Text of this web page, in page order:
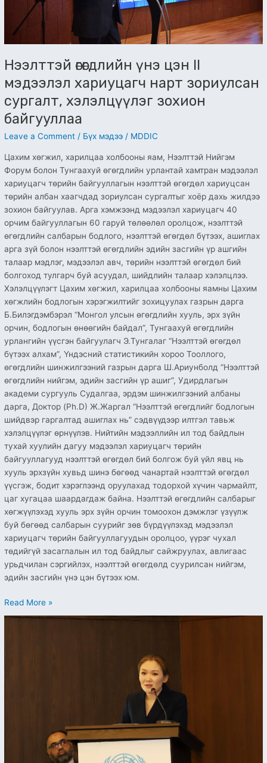
Нээлттэй өгөгдлийн үнэ цэн II
мэдээлэл хариуцагч нарт зориулсан
сургалт, хэлэлцүүлэг зохион
байгууллаа
Leave a Comment / Бүх мэдээ / MDDIC
Цахим хөгжил, харилцаа холбооны яам, Нээлттэй Нийгэм
Форум болон Тунгаахуй өгөгдлийн урлантай хамтран мэдээлэл
хариуцагч төрийн байгууллагын нээлттэй өгөгдөл хариуцсан
төрийн албан хаагчдад зориулсан сургалтыг хоёр дахь жилдээ
зохион байгуулав. Арга хэмжээнд мэдээлэл хариуцагч 40
орчим байгууллагын 60 гаруй төлөөлөл оролцож, нээлттэй
өгөгдлийн салбарын бодлого, нээлттэй өгөгдөл бүтээх, ашиглах
арга зүй болон нээлттэй өгөгдлийн эдийн засгийн үр ашгийн
талаар мэдлэг, мэдээлэл авч, төрийн нээлттэй өгөгдөл бий
болгоход тулгарч буй асуудал, шийдлийн талаар хэлэлцлээ.
Хэлэлцүүлэгт Цахим хөгжил, харилцаа холбооны яамны Цахим
хөгжлийн бодлогын хэрэгжилтийг зохицуулах газрын дарга
Б.Билэгдэмбэрэл “Монгол улсын өгөгдлийн хууль, эрх зүйн
орчин, бодлогын өнөөгийн байдал”, Тунгаахуй өгөгдлийн
урлангийн үүсгэн байгуулагч Э.Тунгалаг “Нээлттэй өгөгдөл
бүтээх алхам”, Үндэсний статистикийн хороо Тооллого,
өгөгдлийн шинжилгээний газрын дарга Ш.Ариунболд “Нээлттэй
өгөгдлийн нийгэм, эдийн засгийн үр ашиг”, Удирдлагын
академи сургууль Судалгаа, эрдэм шинжилгээний албаны
дарга, Доктор (Ph.D) Ж.Жаргал “Нээлттэй өгөгдлийг бодлогын
шийдвэр гаргалтад ашиглах нь” сэдвүүдээр илтгэл тавьж
хэлэлцүүлэг өрнүүлэв. Нийтийн мэдээллийн ил тод байдлын
тухай хуулийн дагуу мэдээлэл хариуцагч төрийн
байгууллагууд нээлттэй өгөгдөл бий болгож буй үйл явц нь
хууль эрхзүйн хувьд шинэ бөгөөд чанартай нээлттэй өгөгдөл
үүсгэж, бодит хэрэглээнд оруулахад тодорхой хүчин чармайлт,
цаг хугацаа шаардагдаж байна. Нээлттэй өгөгдлийн салбарыг
хөгжүүлэхэд хууль эрх зүйн орчин томоохон дэмжлэг үзүүлж
буй бөгөөд салбарын суурийг зөв бүрдүүлэхэд мэдээлэл
хариуцагч төрийн байгууллагуудын оролцоо, үүрэг чухал
төдийгүй засаглалын ил тод байдлыг сайжруулах, авлигаас
урьдчилан сэргийлэх, нээлттэй өгөгдөлд суурилсан нийгэм,
эдийн засгийн үнэ цэн бүтээх юм.
хэлэлцүүлэг
зохион
байгууллаа
Read More »
“Далайд